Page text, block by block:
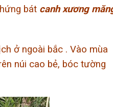
bát canh xương
ở ngoài bắc . Vào mùa
núi cao bẻ, bóc tường